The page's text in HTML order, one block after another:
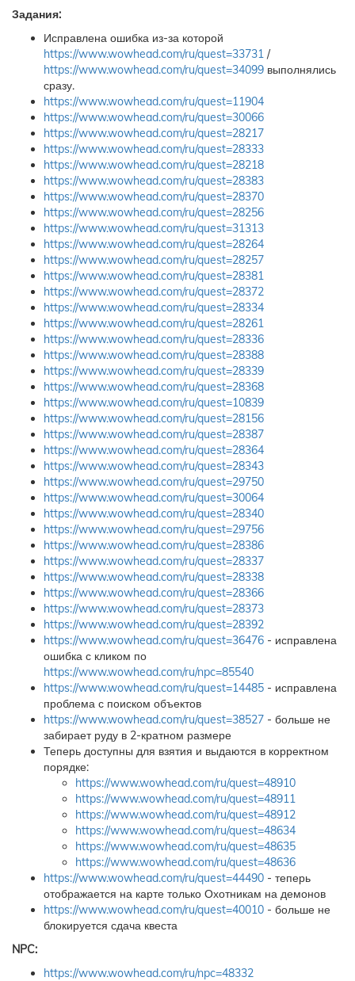
Задания:
Исправлена ошибка из-за которой
https://www.wowhead.com/ru/quest=33731 /
https://www.wowhead.com/ru/quest=34099 выполнялись
сразу.
https://www.wowhead.com/ru/quest=11904
https://www.wowhead.com/ru/quest=30066
https://www.wowhead.com/ru/quest=28217
https://www.wowhead.com/ru/quest=28333
https://www.wowhead.com/ru/quest=28218
https://www.wowhead.com/ru/quest=28383
https://www.wowhead.com/ru/quest=28370
https://www.wowhead.com/ru/quest=28256
https://www.wowhead.com/ru/quest=31313
https://www.wowhead.com/ru/quest=28264
https://www.wowhead.com/ru/quest=28257
https://www.wowhead.com/ru/quest=28381
https://www.wowhead.com/ru/quest=28372
https://www.wowhead.com/ru/quest=28334
https://www.wowhead.com/ru/quest=28261
https://www.wowhead.com/ru/quest=28336
https://www.wowhead.com/ru/quest=28388
https://www.wowhead.com/ru/quest=28339
https://www.wowhead.com/ru/quest=28368
https://www.wowhead.com/ru/quest=10839
https://www.wowhead.com/ru/quest=28156
https://www.wowhead.com/ru/quest=28387
https://www.wowhead.com/ru/quest=28364
https://www.wowhead.com/ru/quest=28343
https://www.wowhead.com/ru/quest=29750
https://www.wowhead.com/ru/quest=30064
https://www.wowhead.com/ru/quest=28340
https://www.wowhead.com/ru/quest=29756
https://www.wowhead.com/ru/quest=28386
https://www.wowhead.com/ru/quest=28337
https://www.wowhead.com/ru/quest=28338
https://www.wowhead.com/ru/quest=28366
https://www.wowhead.com/ru/quest=28373
https://www.wowhead.com/ru/quest=28392
https://www.wowhead.com/ru/quest=36476 - исправлена
ошибка с кликом по
https://www.wowhead.com/ru/npc=85540
https://www.wowhead.com/ru/quest=14485 - исправлена
проблема с поиском объектов
https://www.wowhead.com/ru/quest=38527 - больше не
забирает руду в 2-кратном размере
Теперь доступны для взятия и выдаются в корректном
порядке:
https://www.wowhead.com/ru/quest=48910
https://www.wowhead.com/ru/quest=48911
https://www.wowhead.com/ru/quest=48912
https://www.wowhead.com/ru/quest=48634
https://www.wowhead.com/ru/quest=48635
https://www.wowhead.com/ru/quest=48636
https://www.wowhead.com/ru/quest=44490 - теперь
отображается на карте только Охотникам на демонов
https://www.wowhead.com/ru/quest=40010 - больше не
блокируется сдача квеста
NPC:
https://www.wowhead.com/ru/npc=48332